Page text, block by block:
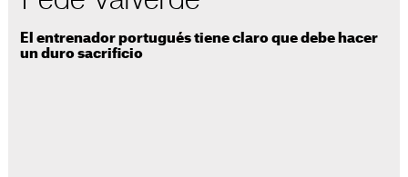
El entrenador portugués tiene claro que debe hacer
un duro sacrificio